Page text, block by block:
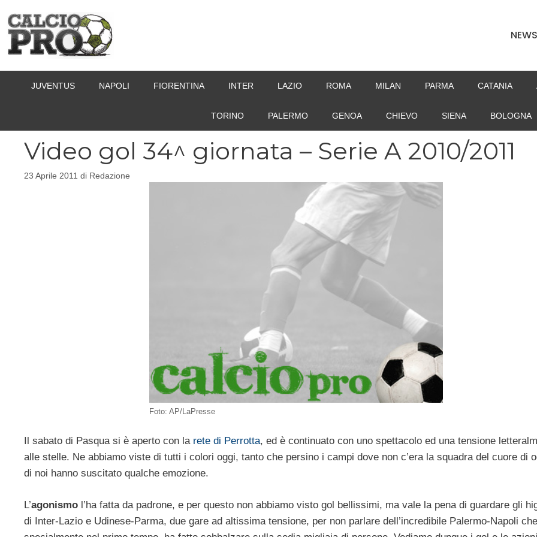
contenuto
NEWS
JUVENTUS NAPOLI FIORENTINA INTER LAZIO ROMA MILAN PARMA CATANIA
TORINO PALERMO GENOA CHIEVO SIENA BOLOGNA
Video gol 34^ giornata – Serie A 2010/2011
23 Aprile 2011 di Redazione
Foto: AP/LaPresse
Il sabato di Pasqua si è aperto con la rete di Perrotta, ed è continuato con uno spettacolo ed una tensione
alle stelle. Ne abbiamo viste di tutti i colori oggi, tanto che persino i campi dove non c’era la squadra del cuore di
di noi hanno suscitato qualche emozione.
L’agonismo l’ha fatta da padrone, e per questo non abbiamo visto gol bellissimi, ma vale la pena di guardare gli
di Inter-Lazio e Udinese-Parma, due gare ad altissima tensione, per non parlare dell’incredibile Palermo-Napoli